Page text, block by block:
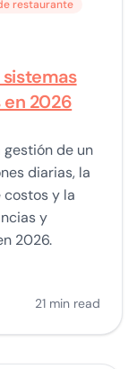
restaurante
en 2026
de un
diarias, la
y la
y
2026.
21 min read